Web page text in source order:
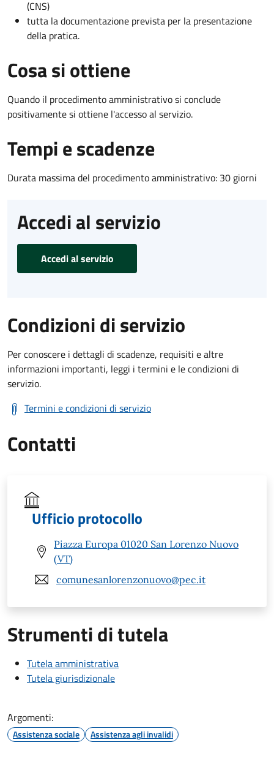
(CNS)
tutta la documentazione prevista per la presentazione
della pratica.
Cosa si ottiene
Quando il procedimento amministrativo si conclude
positivamente si ottiene l'accesso al servizio.
Tempi e scadenze
Durata massima del procedimento amministrativo: 30 giorni
Accedi al servizio
Accedi al servizio
Condizioni di servizio
Per conoscere i dettagli di scadenze, requisiti e altre
informazioni importanti, leggi i termini e le condizioni di
servizio.
Termini e condizioni di servizio
Contatti
Ufficio protocollo
Piazza Europa 01020 San Lorenzo Nuovo
(VT)
comunesanlorenzonuovo@pec.it
Strumenti di tutela
Tutela amministrativa
Tutela giurisdizionale
Argomenti:
Assistenza sociale Assistenza agli invalidi